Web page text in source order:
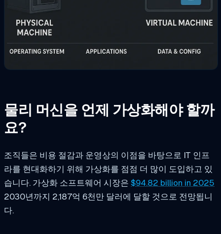
물리 머신을 언제 가상화해야 할까
요?
조직들은 비용 절감과 운영상의 이점을 바탕으로 IT 인프
라를 현대화하기 위해 가상화를 점점 더 많이 도입하고 있
습니다. 가상화 소프트웨어 시장은 $94.82 billion in 2025
2030년까지 2,187억 6천만 달러에 달할 것으로 전망됩니
다.